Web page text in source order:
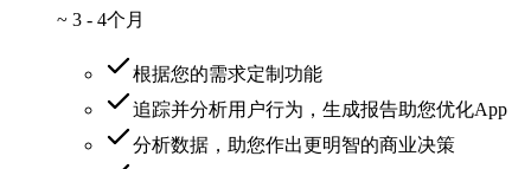
~ 3 - 4个月
根据您的需求定制功能
追踪并分析用户行为，生成报告助您优化App
分析数据，助您作出更明智的商业决策